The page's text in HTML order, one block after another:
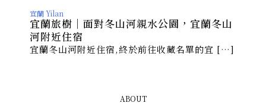
宜蘭 Yilan
宜蘭旅樹｜面對冬山河親水公園，宜蘭冬山
河附近住宿
宜蘭冬山河附近住宿,終於前往收藏名單的宜 […]
ABOUT